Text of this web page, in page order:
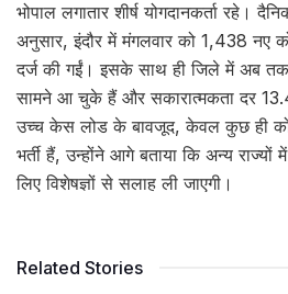
भोपाल लगातार शीर्ष योगदानकर्ता रहे।
अनुसार, इंदौर में मंगलवार को 1,438 नए
दर्ज की गईं। इसके साथ ही जिले में अब
सामने आ चुके हैं और सकारात्मकता दर
उच्च केस लोड के बावजूद, केवल कुछ ही
भर्ती हैं, उन्होंने आगे बताया कि अन्य राज्यों
लिए विशेषज्ञों से सलाह ली जाएगी।
Related Stories